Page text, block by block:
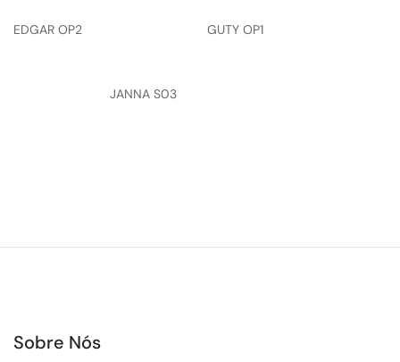
EDGAR OP2 GUTY OP1
JANNA S03
Sobre Nós